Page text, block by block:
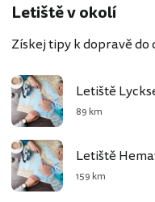
Letiště v okolí
Získej tipy k dopravě
Letiště
89 km
Letiště
159 km